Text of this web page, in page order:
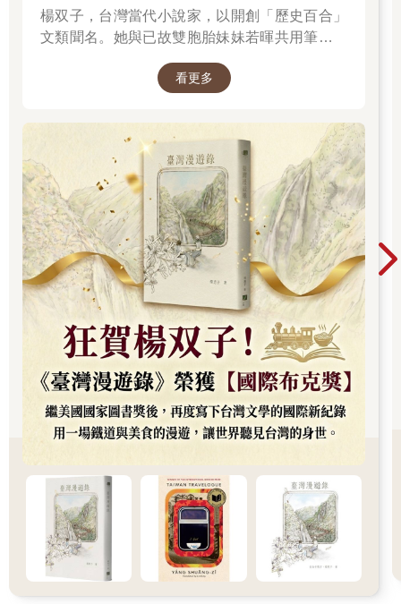
中田打趣道，肩膀和手腕上的烏青現在還留著淡淡的痕跡。
「說到這裡才想到，木村還沒來嗎？」
新進同事木村沒在座位上，朝會時間快到了。
中田也說沒有看到他。隔壁的松本眼睛盯著眼前的螢幕，頭也不
回的說：「肯定是辭職了吧。」
大部分的同事都進來了，坐在桌前默默的作業。每個人的臉上都
帶著濃濃的倦意，散發出不想把精力花在無謂事務的氣氛。
門口附近有人說話，是通知部長到社的聲音。
營業部的門打開，出現伊藤部長的身影。他的個子並不高，但擁
有在花園橄欖球場出賽的經驗，體格相當結實，一走進來便對整
個房內形成壓迫感。大山課長和隔壁課的齋藤課長也一道進來。
四周湧起問候，聲音大得連外面走廊可能都聽得見。伊藤部長三
人置若罔聞，好整以暇的穿過房間，走到位子坐下。
齋藤課長一坐好，便點名叫了一位資深同事。
「我說武田吶，你昨天沒有安排帶看還敢回家啊？臭小子，你也
太混了吧。」
武田保持直立不動的姿勢，低下頭說了一聲「對不起」。抬起頭
時，他的臉色緊繃，看起來已經豁出去的樣子。
白板上武田的行事欄裡空空如也，其他的業務員都還有一到兩件
布克獎】
楊双子，台灣當代小說家，以開創「歷史百合」
文類聞名。她與已故雙胞胎妹妹若暉共用筆名，
入女性同性情誼。其長篇小說《臺灣漫遊錄》透
續斬獲美國國家圖書獎與英國國際布克獎，寫下
華語文學歷史新紀錄，成功讓世界聽見台灣的身
世。
看更多